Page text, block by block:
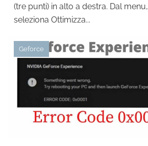
(tre punti) in alto a destra. Dal menu,
seleziona Ottimizza...
Geforce